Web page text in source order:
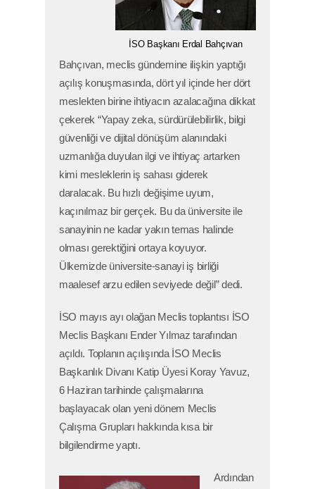
İSO Başkanı Erdal Bahçıvan
Bahçıvan, meclis gündemine ilişkin yaptığı
açılış konuşmasında, dört yıl içinde her dört
meslekten birine ihtiyacın azalacağına dikkat
çekerek “Yapay zeka, sürdürülebilirlik, bilgi
güvenliği ve dijital dönüşüm alanındaki
uzmanlığa duyulan ilgi ve ihtiyaç artarken
kimi mesleklerin iş sahası giderek
daralacak. Bu hızlı değişime uyum,
kaçınılmaz bir gerçek. Bu da üniversite ile
sanayinin ne kadar yakın temas halinde
olması gerektiğini ortaya koyuyor.
Ülkemizde üniversite-sanayi iş birliği
maalesef arzu edilen seviyede değil” dedi.
İSO mayıs ayı olağan Meclis toplantısı İSO
Meclis Başkanı Ender Yılmaz tarafından
açıldı. Toplanın açılışında İSO Meclis
Başkanlık Divanı Katip Üyesi Koray Yavuz,
6 Haziran tarihinde çalışmalarına
başlayacak olan yeni dönem Meclis
Çalışma Grupları hakkında kısa bir
bilgilendirme yaptı.
Ardından